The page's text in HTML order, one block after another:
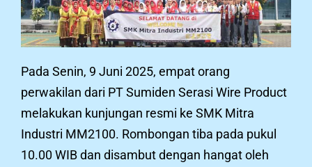
Pada Senin, 9 Juni 2025, empat orang
perwakilan dari PT Sumiden Serasi Wire Product
melakukan kunjungan resmi ke SMK Mitra
Industri MM2100. Rombongan tiba pada pukul
10.00 WIB dan disambut dengan hangat oleh